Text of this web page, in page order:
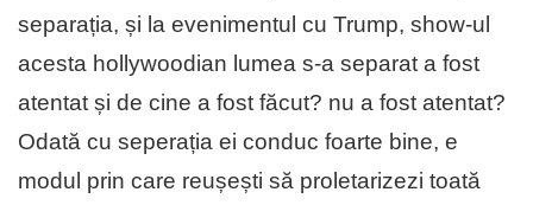
separația, și la evenimentul cu Trump, show-ul
acesta hollywoodian lumea s-a separat a fost
atentat și de cine a fost făcut? nu a fost atentat?
Odată cu seperația ei conduc foarte bine, e
modul prin care reușești să proletarizezi toată